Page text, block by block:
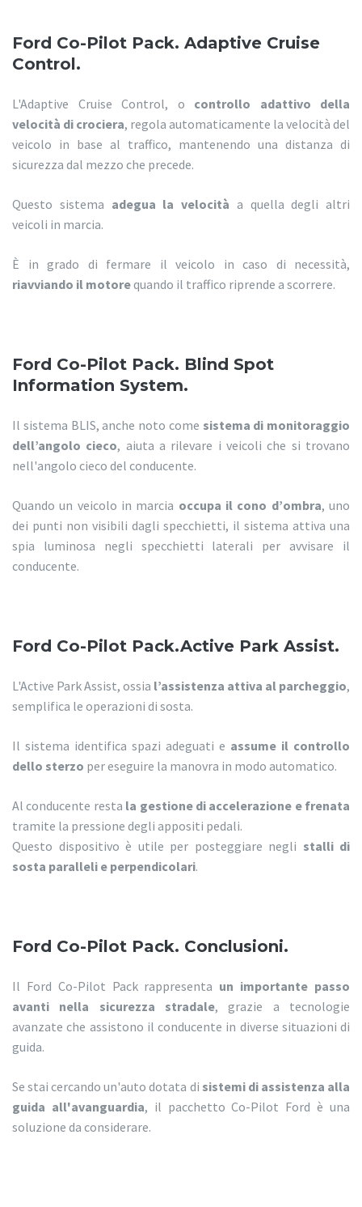
Ford Co-Pilot Pack. Adaptive Cruise
Control.
L'Adaptive Cruise Control, o controllo adattivo della
velocità di crociera, regola automaticamente la velocità del
veicolo in base al traffico, mantenendo una distanza di
sicurezza dal mezzo che precede.
Questo sistema adegua la velocità a quella degli altri
veicoli in marcia.
È in grado di fermare il veicolo in caso di necessità,
riavviando il motorequando il traffico riprende a scorrere.
Ford Co-Pilot Pack. Blind Spot
Information System.
Il sistema BLIS, anche noto come sistema di monitoraggio
dell’angolo cieco, aiuta a rilevare i veicoli che si trovano
nell'angolo cieco del conducente.
Quando un veicolo in marcia occupa il cono d’ombra, uno
dei punti non visibili dagli specchietti, il sistema attiva una
spia luminosa negli specchietti laterali per avvisare il
conducente.
Ford Co-Pilot Pack.Active Park Assist.
L'Active Park Assist, ossia l’assistenza attiva al parcheggio,
semplifica le operazioni di sosta.
Il sistema identifica spazi adeguati e assume il controllo
dello sterzo per eseguire la manovra in modo automatico.
Al conducente resta la gestione di accelerazione e frenata
tramite la pressione degli appositi pedali.
Questo dispositivo è utile per posteggiare negli stalli di
sosta paralleli e perpendicolari.
Ford Co-Pilot Pack. Conclusioni.
Il Ford Co-Pilot Pack rappresenta un importante passo
avanti nella sicurezza stradale, grazie a tecnologie
avanzate che assistono il conducente in diverse situazioni di
guida.
Se stai cercando un'auto dotata di sistemi di assistenza alla
guida all'avanguardia, il pacchetto Co-Pilot Ford è una
soluzione da considerare.